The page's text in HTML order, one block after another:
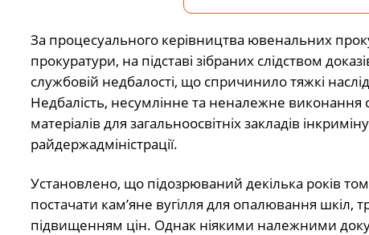
За процесуального керівництва ювенальних
прокуратури, на підставі зібраних слідством
службовій недбалості, що спричинило тяжкі
Недбалість, несумлінне та неналежне виконання
матеріалів для загальноосвітніх закладів
райдержадміністрації.
Установлено, що підозрюваний декілька років
постачати кам’яне вугілля для опалювання шкіл,
підвищенням цін. Однак ніякими належними